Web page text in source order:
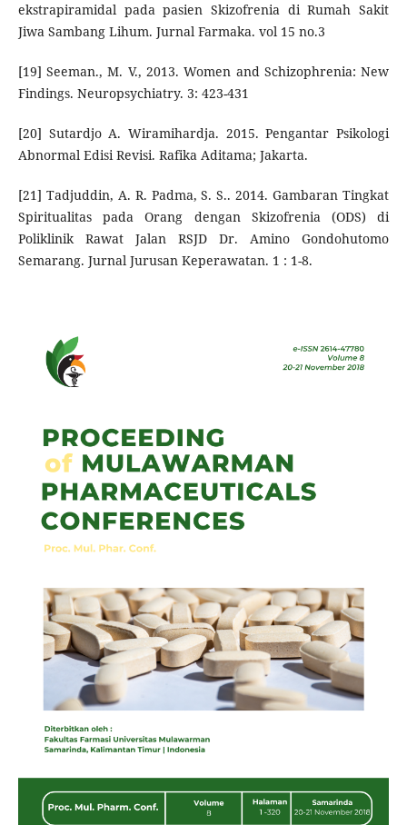
ekstrapiramidal pada pasien Skizofrenia di Rumah Sakit
Jiwa Sambang Lihum. Jurnal Farmaka. vol 15 no.3
[19] Seeman., M. V., 2013. Women and Schizophrenia: New
Findings. Neuropsychiatry. 3: 423-431
[20] Sutardjo A. Wiramihardja. 2015. Pengantar Psikologi
Abnormal Edisi Revisi. Rafika Aditama; Jakarta.
[21] Tadjuddin, A. R. Padma, S. S.. 2014. Gambaran Tingkat
Spiritualitas pada Orang dengan Skizofrenia (ODS) di
Poliklinik Rawat Jalan RSJD Dr. Amino Gondohutomo
Semarang. Jurnal Jurusan Keperawatan. 1 : 1-8.